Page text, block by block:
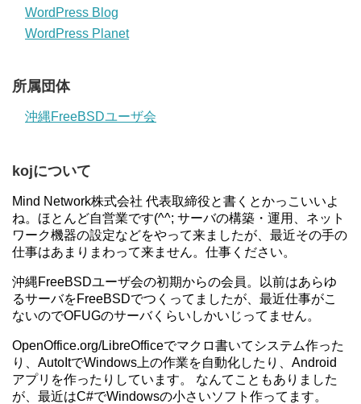
WordPress Blog
WordPress Planet
所属団体
沖縄FreeBSDユーザ会
kojについて
Mind Network株式会社 代表取締役と書くとかっこいいよ
ね。ほとんど自営業です(^^; サーバの構築・運用、ネット
ワーク機器の設定などをやって来ましたが、最近その手の
仕事はあまりまわって来ません。仕事ください。
沖縄FreeBSDユーザ会の初期からの会員。以前はあらゆ
るサーバをFreeBSDでつくってましたが、最近仕事がこ
ないのでOFUGのサーバくらいしかいじってません。
OpenOffice.org/LibreOfficeでマクロ書いてシステム作った
り、AutoItでWindows上の作業を自動化したり、Android
アプリを作ったりしています。 なんてこともありました
が、最近はC#でWindowsの小さいソフト作ってます。